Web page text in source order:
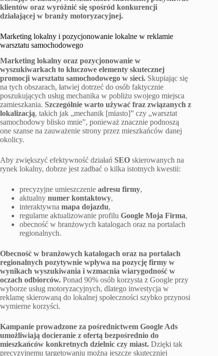
klientów oraz wyróżnić się spośród konkurencji
działającej w branży motoryzacyjnej.
Marketing lokalny i pozycjonowanie lokalne w reklamie
warsztatu samochodowego
Marketing lokalny oraz pozycjonowanie w
wyszukiwarkach to kluczowe elementy skutecznej
promocji warsztatu samochodowego w sieci. Skupiając się
na tych obszarach, łatwiej dotrzeć do osób faktycznie
poszukujących usług mechanika w pobliżu swojego miejsca
zamieszkania. Szczególnie warto używać fraz związanych z
lokalizacją, takich jak „mechanik [miasto]” czy „warsztat
samochodowy blisko mnie”, ponieważ znacznie podnoszą
one szanse na zauważenie strony przez mieszkańców danej
okolicy.
Aby zwiększyć efektywność działań SEO skierowanych na
rynek lokalny, dobrze jest zadbać o kilka istotnych kwestii:
precyzyjne umieszczenie adresu firmy,
aktualny numer kontaktowy,
interaktywna mapa dojazdu,
regularne aktualizowanie profilu Google Moja Firma,
obecność w branżowych katalogach oraz na portalach
regionalnych.
Obecność w branżowych katalogach oraz na portalach
regionalnych pozytywnie wpływa na pozycję firmy w
wynikach wyszukiwania i wzmacnia wiarygodność w
oczach odbiorców. Ponad 90% osób korzysta z Google przy
wyborze usług motoryzacyjnych, dlatego inwestycja w
reklamę skierowaną do lokalnej społeczności szybko przynosi
wymierne korzyści.
Kampanie prowadzone za pośrednictwem Google Ads
umożliwiają docieranie z ofertą bezpośrednio do
mieszkańców konkretnych dzielnic czy miast. Dzięki tak
precyzyjnemu targetowaniu można jeszcze skuteczniej